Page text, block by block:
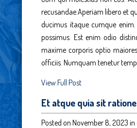
recusandae.Aperiam libero et
ducimus itaque cumque
possimus. Est enim odio
maxime corporis optio
officiis. Numquam tenetur
View Full Post
Et atque quia sit
Posted on November 8, 2023 in